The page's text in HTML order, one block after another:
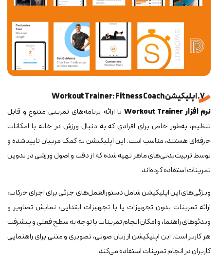
7. اپلیکیشن Workout Trainer: Fitness Coach
نرم افزار Workout Trainer
با ارائه برنامه‌های تمرینی متنوع و قابل
تنظیم، به‌طور خاص برای افرادی که به دنبال ورزش در خانه با امکانات
حرفه‌ای هستند، مناسب است. این اپلیکیشن به کمک مربیان تاییدشده و
توسط تربیت‌بدنی‌های ماهر تهیه شده که از دقت و اصول ورزشی در تدوین
تمرینات استفاده کرده‌اند.
ویژگی‌های این اپلیکیشن شامل دستورالعمل‌های جزئی برای اجرای حرکات،
ارائه تمرینات بدون تجهیزات یا با تجهیزات ابتدایی، نمایش تصاویر و
ویدئوهای راهنما، و امکان انجام تمرینات با توجه به سطح فعلی و پیشرفت
هر کاربر است. این اپلیکیشن از زبان صوتی، تصویری و متنی برای راهنمایی
کاربران در انجام تمرینات استفاده می‌کند.